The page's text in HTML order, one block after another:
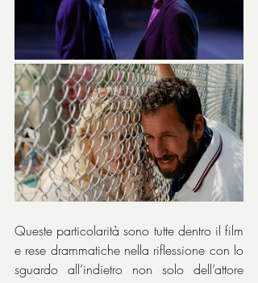
Queste particolarità sono tutte dentro il film
e rese drammatiche nella riflessione con lo
sguardo all’indietro non solo dell’attore